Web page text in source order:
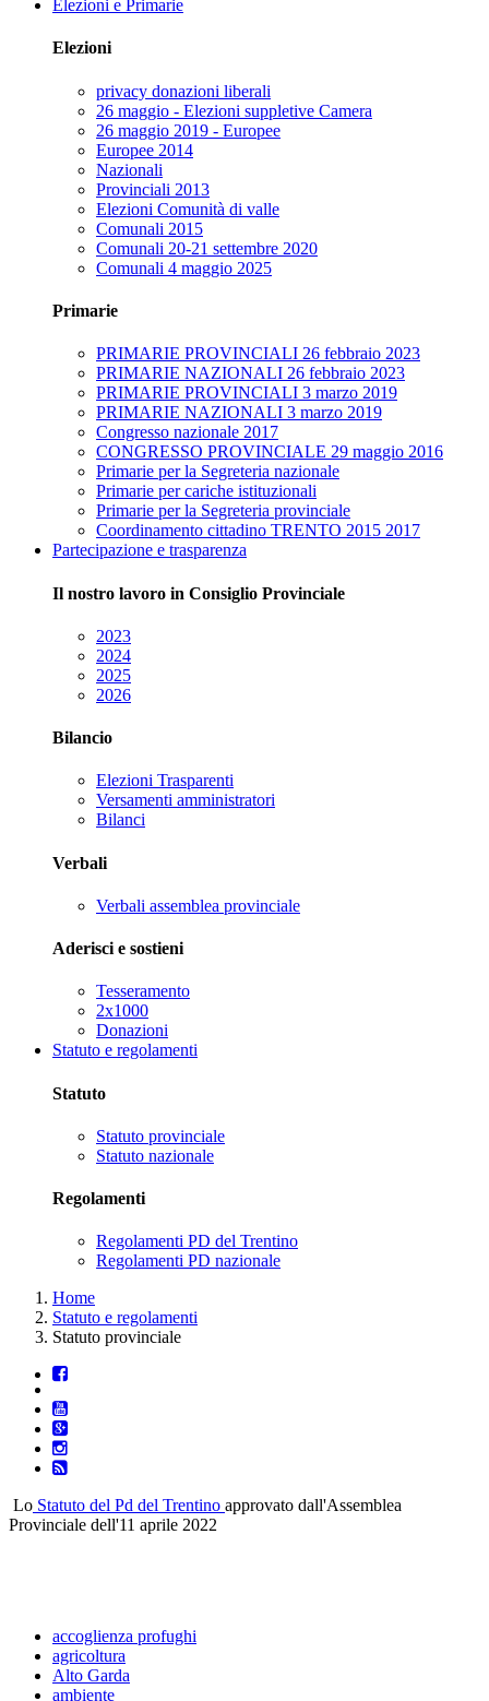
Elezioni e Primarie
Elezioni
privacy donazioni liberali
26 maggio - Elezioni suppletive Camera
26 maggio 2019 - Europee
Europee 2014
Nazionali
Provinciali 2013
Elezioni Comunità di valle
Comunali 2015
Comunali 20-21 settembre 2020
Comunali 4 maggio 2025
Primarie
PRIMARIE PROVINCIALI 26 febbraio 2023
PRIMARIE NAZIONALI 26 febbraio 2023
PRIMARIE PROVINCIALI 3 marzo 2019
PRIMARIE NAZIONALI 3 marzo 2019
Congresso nazionale 2017
CONGRESSO PROVINCIALE 29 maggio 2016
Primarie per la Segreteria nazionale
Primarie per cariche istituzionali
Primarie per la Segreteria provinciale
Coordinamento cittadino TRENTO 2015 2017
Partecipazione e trasparenza
Il nostro lavoro in Consiglio Provinciale
2023
2024
2025
2026
Bilancio
Elezioni Trasparenti
Versamenti amministratori
Bilanci
Verbali
Verbali assemblea provinciale
Aderisci e sostieni
Tesseramento
2x1000
Donazioni
Statuto e regolamenti
Statuto
Statuto provinciale
Statuto nazionale
Regolamenti
Regolamenti PD del Trentino
Regolamenti PD nazionale
Home
Statuto e regolamenti
Statuto provinciale
Lo Statuto del Pd del Trentino approvato dall'Assemblea
Provinciale dell'11 aprile 2022
accoglienza profughi
agricoltura
Alto Garda
ambiente